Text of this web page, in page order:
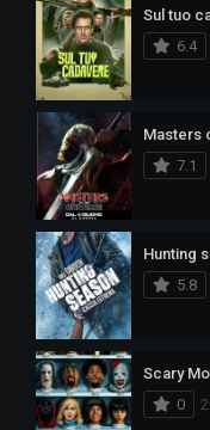
Sul tuo
6.4
Masters
7.1
Hunting
5.8
Scary
0